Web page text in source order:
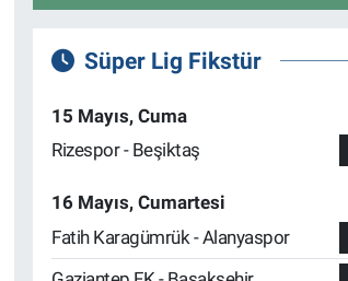
Süper Lig Fikstür
15 Mayıs, Cuma
Rizespor - Beşiktaş
16 Mayıs, Cumartesi
Fatih Karagümrük - Alanyaspor